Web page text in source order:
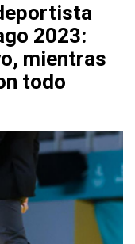
2023:
mientras
todo